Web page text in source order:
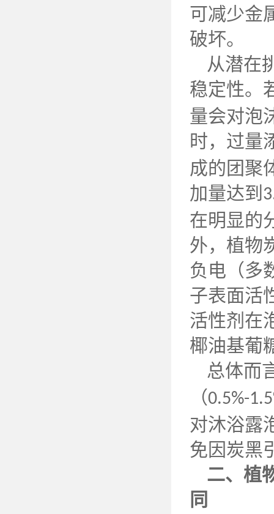
可减少金
破坏。
从潜在
稳定性。
量会对泡
时，过量
成的团聚
加量达到
在明显的
外，植物
负电（多
子表面活
活性剂在
椰油基葡
总体而
（0.5%-
对沐浴露
免因炭黑
二、植
同